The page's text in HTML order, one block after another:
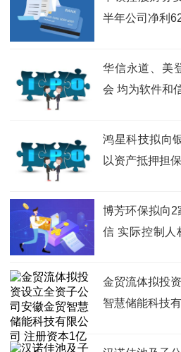
半年公司净利
华信永道、美
会 均为软件和
鸿星科技拟向
以资产抵押担保
博芳环保拟向2
信 实际控制人
金贸流体拟投
智慧储能科技